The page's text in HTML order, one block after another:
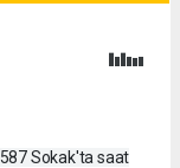
Sokak'ta saat